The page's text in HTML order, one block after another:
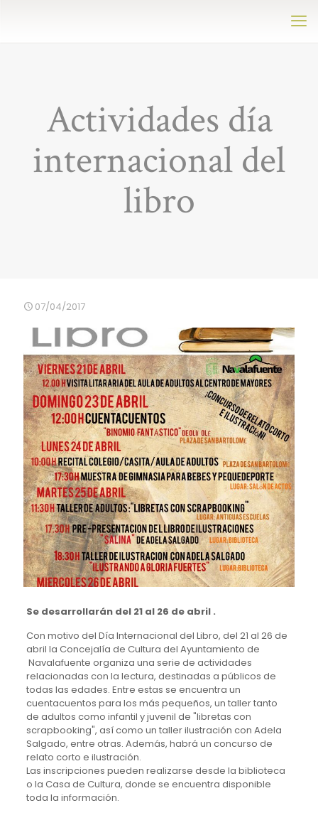
Actividades día
internacional del
libro
07/04/2017
Se desarrollarán del 21 al 26 de abril .
Con motivo del Día Internacional del Libro, del 21 al 26 de
abril la Concejalía de Cultura del Ayuntamiento de
Navalafuente organiza una serie de actividades
relacionadas con la lectura, destinadas a públicos de
todas las edades. Entre estas se encuentra un
cuentacuentos para los más pequeños, un taller tanto
de adultos como infantil y juvenil de "libretas con
scrapbooking", así como un taller ilustración con Adela
Salgado, entre otras. Además, habrá un concurso de
relato corto e ilustración.
Las inscripciones pueden realizarse desde la biblioteca
o la Casa de Cultura, donde se encuentra disponible
toda la información.